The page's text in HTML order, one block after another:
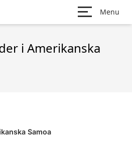
Menu
i Amerikanska
Samoa